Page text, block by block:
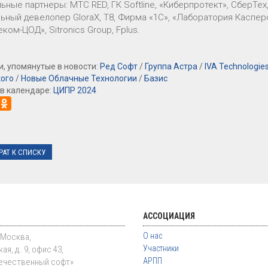
партнеры: МТС RED, ГК Softline, «Киберпротект»,
девелопер GloraX, Т8, Фирма «1С», «Лаборатория
ЦОД», Sitronics Group, Fplus.
упомянутые в новости: Ред Софт / Группа Астра / IVA
/ Новые Облачные Технологии / Базис
календаре: ЦИПР 2024
К СПИСКУ
Москва,
д. 9, офис 43,
софт»
АССОЦИАЦИЯ
О нас
Участники
АРПП